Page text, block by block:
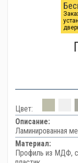
Цвет:
Описание:
Ламинированная
Материал:
Профиль из МДФ,